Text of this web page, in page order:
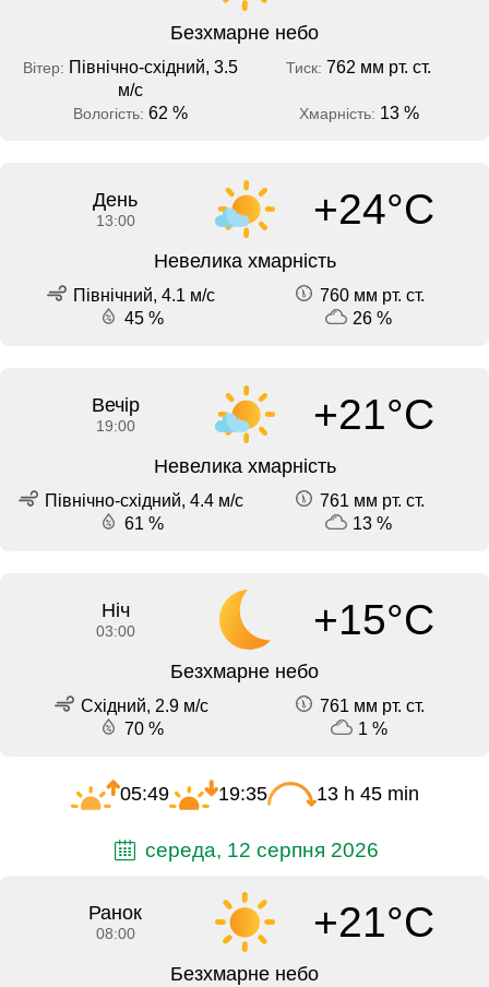
Безхмарне небо
Вітер: Північно-східний, 3.5
м/с
Тиск: 762 мм рт. ст.
Вологість: 62 % Хмарність: 13 %
День
13:00 +24°C
Невелика хмарність
Північний, 4.1 м/с
760 мм рт. ст.
45 %
26 %
Вечір
19:00 +21°C
Невелика хмарність
Північно-східний, 4.4 м/с
761 мм рт. ст.
61 %
13 %
Ніч
03:00 +15°C
Безхмарне небо
Східний, 2.9 м/с
761 мм рт. ст.
70 %
1 %
05:49 19:35 13 h 45 min
середа, 12 серпня 2026
Ранок
08:00 +21°C
Безхмарне небо